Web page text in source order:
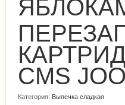
CMS
Категория: Выпечка сладкая